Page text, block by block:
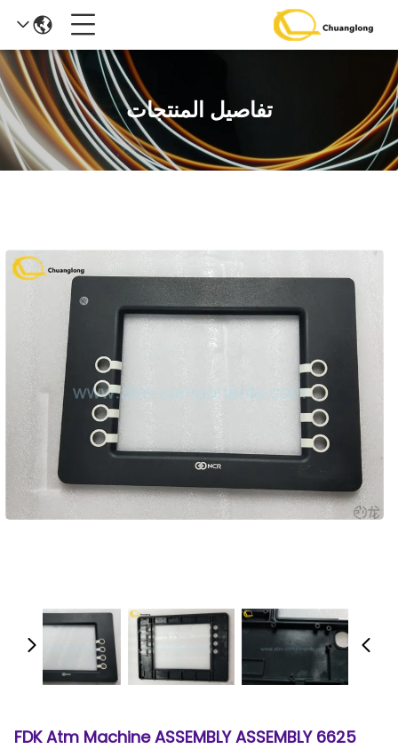
تفاصيل المنتجات
6625 FDK Atm Machine ASSEMBLY ASSEMBLY